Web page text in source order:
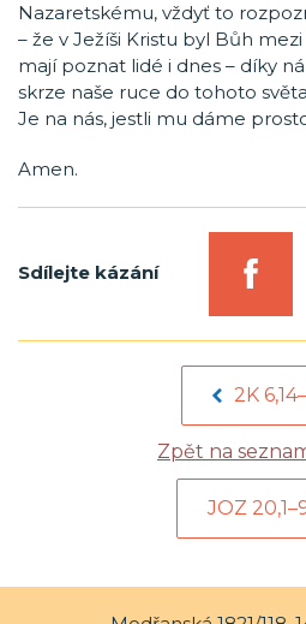
Nazaretskému, vždyť to
– že v Ježíši Kristu byl Bůh
mají poznat lidé i dnes – díky
skrze naše ruce do tohoto
Je na nás, jestli mu dáme
Amen.
Sdílejte kázání
2K
Zpět na
JOZ